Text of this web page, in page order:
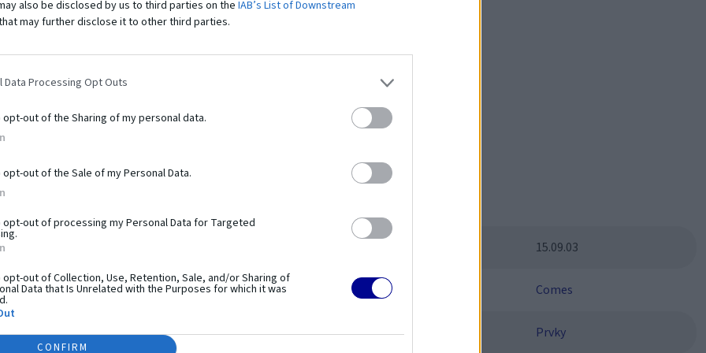
also be disclosed by us to third parties on the IAB’s List of Downstream
may further disclose it to other third parties.
Data Processing Opt Outs
opt-out of the Sharing of my personal data.
out of the Sale of my Personal Data.
opt-out of processing my Personal Data for Targeted
opt-out of Collection, Use, Retention, Sale, and/or Sharing of
Data that Is Unrelated with the Purposes for which it was
CONFIRM
tento produkt výnimočným?
workoutu. Pozostáva z hrázd, bradiel, lavíc a plošín,
využití hmotnosti vlastného tela. Prvky vám umožňujú
Práve preto sú tréningové zostavy z
systém využiteľný pri telovýchovných cvičeniach,
rozvoja. Použitie pevných a odolných materiálov a
používania.
15.09.03
Comes
Kategórie: Prvky